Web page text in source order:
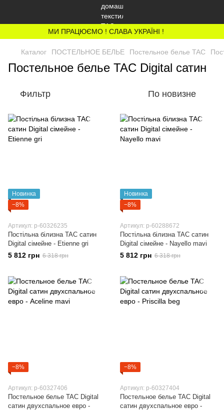
МИ ПРАЦЮЄМО ! СЛАВА УКРАЇНІ !
Каталог ПОСТЕЛЬНОЕ БЕЛЬЕ Постельное белье TAC
Постельное белье TAC Digital сатин
Фильтр По новизне
Новинка
−8%
Артикул: p-60326235
Постільна білизна TAC сатин
Digital сімейне - Etienne gri
5 812 грн 6 318 грн
Новинка
−8%
Артикул: p-60288672
Постільна білизна TAC сатин
Digital сімейне - Nayello mavi
5 812 грн 6 318 грн
−8%
Артикул: p-60327406
Постельное белье TAC Digital
сатин двухспальное евро -
−8%
Артикул: p-60327404
Постельное белье TAC Digital
сатин двухспальное евро -